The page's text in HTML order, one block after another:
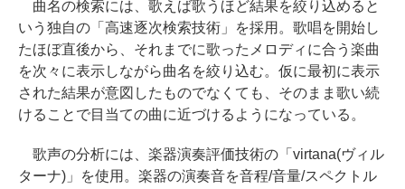
曲名の検索には、歌えば歌うほど結果を絞り込めると
いう独自の「高速逐次検索技術」を採用。歌唱を開始し
たほぼ直後から、それまでに歌ったメロディに合う楽曲
を次々に表示しながら曲名を絞り込む。仮に最初に表示
された結果が意図したものでなくても、そのまま歌い続
けることで目当ての曲に近づけるようになっている。
歌声の分析には、楽器演奏評価技術の「virtana(ヴィル
ターナ)」を使用。楽器の演奏音を音程/音量/スペクトル